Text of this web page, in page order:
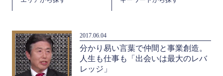
2017.06.04
分かり易い言葉で仲間と事業創造。
人生も仕事も「出会いは最大のレバ
レッジ」